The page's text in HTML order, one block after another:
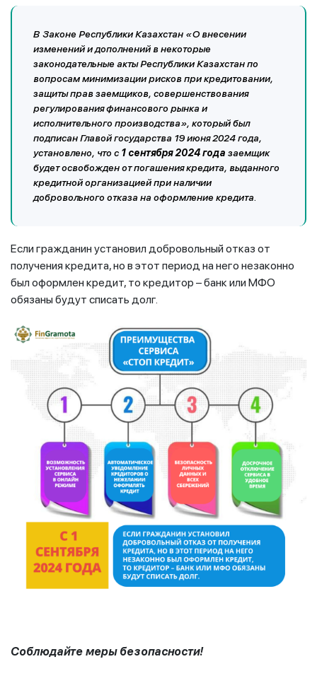
В Законе Республики Казахстан «О внесении
изменений и дополнений в некоторые
законодательные акты Республики Казахстан по
вопросам минимизации рисков при кредитовании,
защиты прав заемщиков, совершенствования
регулирования финансового рынка и
исполнительного производства», который был
подписан Главой государства 19 июня 2024 года,
установлено, что с 1 сентября 2024 года заемщик
будет освобожден от погашения кредита, выданного
кредитной организацией при наличии
добровольного отказа на оформление кредита.
Если гражданин установил добровольный отказ от
получения кредита, но в этот период на него незаконно
был оформлен кредит, то кредитор – банк или МФО
обязаны будут списать долг.
Соблюдайте меры безопасности!